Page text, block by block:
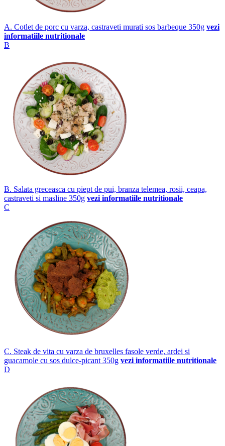
A. Cotlet de porc cu varza, castraveti murati sos barbeque 350g vezi
informatiile nutritionale
B
B. Salata greceasca cu piept de pui, branza telemea, rosii, ceapa,
castraveti si masline 350g vezi informatiile nutritionale
C
C. Steak de vita cu varza de bruxelles fasole verde, ardei si
guacamole cu sos dulce-picant 350g vezi informatiile nutritionale
D